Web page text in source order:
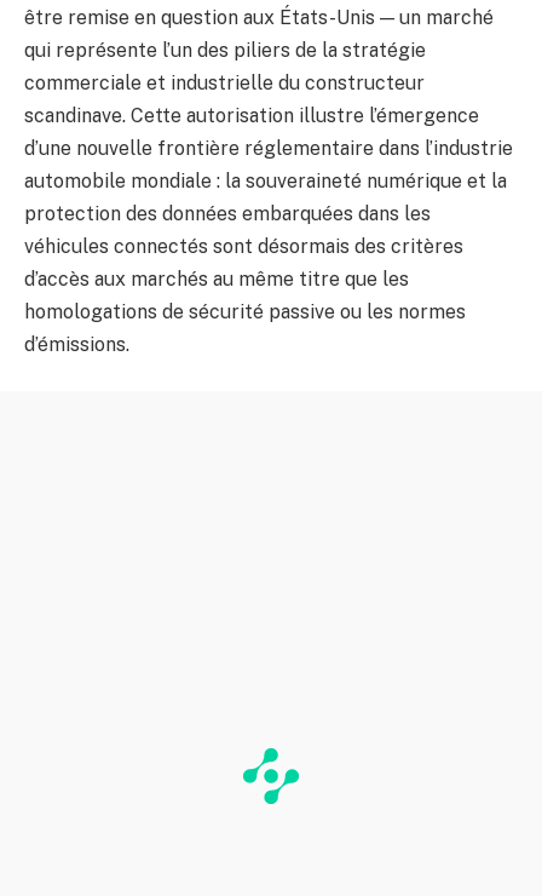
être remise en question aux États-Unis — un marché
qui représente l’un des piliers de la stratégie
commerciale et industrielle du constructeur
scandinave. Cette autorisation illustre l’émergence
d’une nouvelle frontière réglementaire dans l’industrie
automobile mondiale : la souveraineté numérique et la
protection des données embarquées dans les
véhicules connectés sont désormais des critères
d’accès aux marchés au même titre que les
homologations de sécurité passive ou les normes
d’émissions.